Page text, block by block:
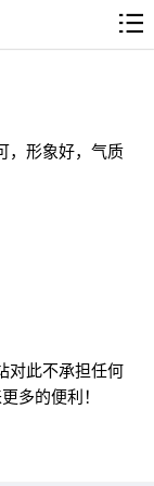
，形象好，气质
对此不承担任何
多的便利！